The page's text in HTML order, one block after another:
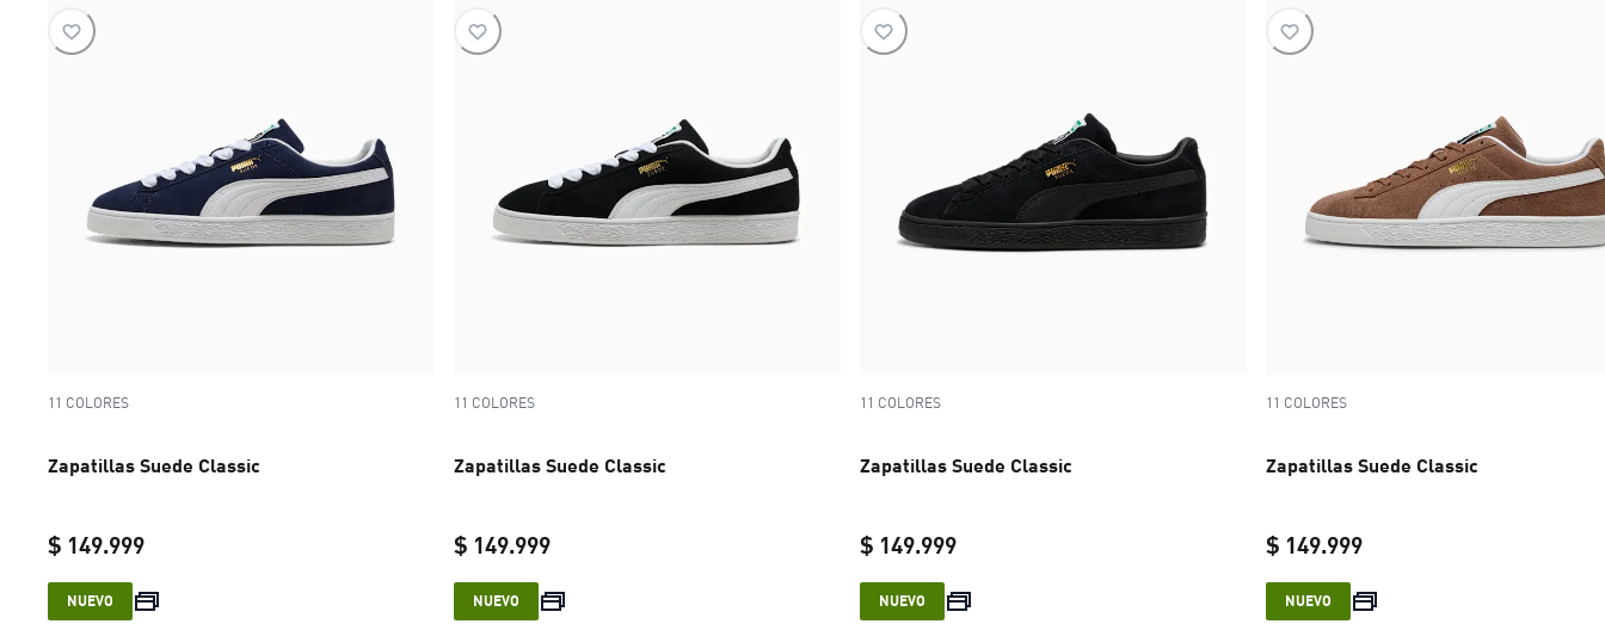
11 COLORES
Zapatillas Suede Classic
$ 149.999
current price $ 149.999
NUEVO
11 COLORES
Zapatillas Suede Classic
$ 149.999
current price $ 149.999
NUEVO
11 COLORES
Zapatillas Suede Classic
$ 149.999
current price $ 149.999
NUEVO
11 COLORES
Zapatillas Suede Classic
$ 149.999
current price $ 149.999
NUEVO